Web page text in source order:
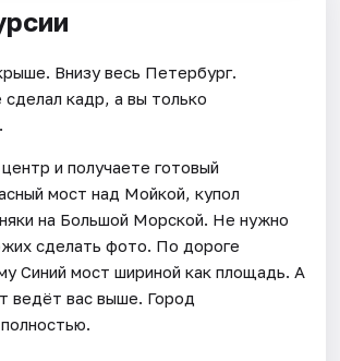
Внизу весь Петербург.
кадр, а вы только
и получаете готовый
мост над Мойкой, купол
на Большой Морской. Не нужно
сделать фото. По дороге
Синий мост шириной как площадь. А
ведёт вас выше. Город